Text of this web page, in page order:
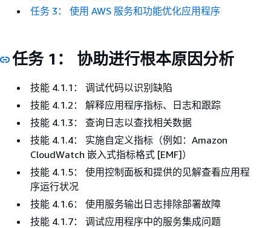
任务 3： 使用 AWS 服务和功能优化应用程序
任务 1： 协助进行根本原因分析
技能 4.1.1： 调试代码以识别缺陷
技能 4.1.2： 解释应用程序指标、日志和跟踪
技能 4.1.3： 查询日志以查找相关数据
技能 4.1.4： 实施自定义指标（例如：Amazon
CloudWatch 嵌入式指标格式 [EMF]）
技能 4.1.5： 使用控制面板和提供的见解查看应用程
序运行状况
技能 4.1.6： 使用服务输出日志排除部署故障
技能 4.1.7： 调试应用程序中的服务集成问题